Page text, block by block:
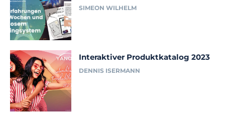
SIMEON WILHELM
Interaktiver Produktkatalog 2023
DENNIS ISERMANN